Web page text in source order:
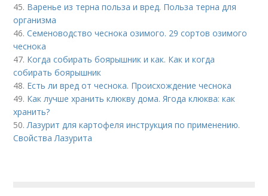
45. Варенье из терна польза и вред. Польза терна для
организма
46.Семеноводство чеснока озимого. 29 сортов озимого
чеснока
47. Когда собирать боярышник и как. Как и когда
собирать боярышник
48. Есть ли вред от чеснока. Происхождение чеснока
49. Как лучше хранить клюкву дома. Ягода клюква: как
хранить?
50.Лазурит для картофеля инструкция по применению.
Свойства Лазурита